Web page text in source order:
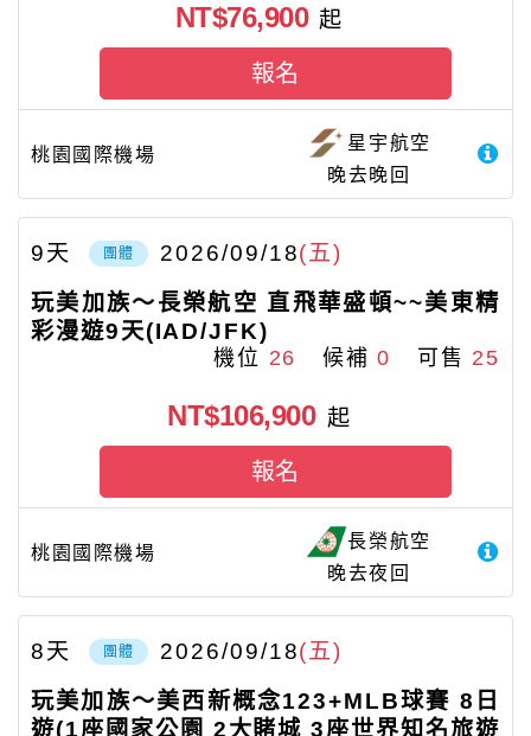
桃園國際機場
星宇航空
晚去晚回
NT$76,900 起
報名
團體 2026/09/18(五)
9天
玩美加族～長榮航空 直飛華盛頓~~美東精
彩漫遊9天(IAD/JFK)
機位 26 候補0 可售 25
桃園國際機場
長榮航空
晚去夜回
NT$106,900 起
報名
團體 2026/09/18(五)
8天
玩美加族〜美西新概念123+MLB球賽 8日
遊(1座國家公園 2大賭城 3座世界知名旅遊